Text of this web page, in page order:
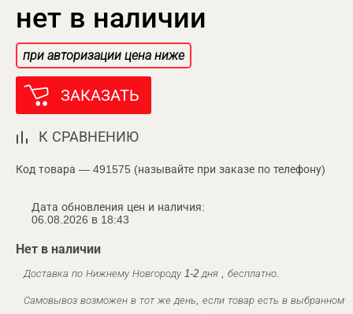
нет в наличии
при авторизации цена ниже
ЗАКАЗАТЬ
К СРАВНЕНИЮ
Код товара — 491575 (называйте при заказе по телефону)
Дата обновления цен и наличия:
06.08.2026 в 18:43
Нет в наличии
Доставка по Нижнему Новгороду 1-2 дня , бесплатно.
Самовывоз возможен в тот же день, если товар есть в выбранном